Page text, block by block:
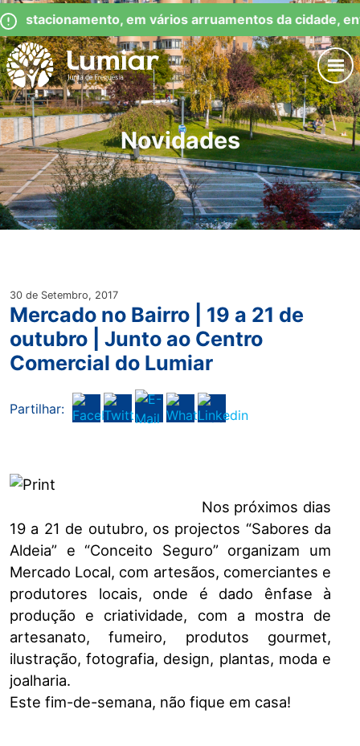
Observação:
este
site
inclui
um
sistema
de
acessibilidade.
Skip
to
content
Estacionamento, em vários arruamentos da cidade,
Junta de Freguesia Lumiar
Novidades
30 de Setembro, 2017
Mercado no Bairro | 19 a 21 de
outubro | Junto ao Centro
Comercial do Lumiar
Partilhar:
Nos próximos dias
19 a 21 de outubro, os projectos “Sabores da
Aldeia” e “Conceito Seguro” organizam um
Mercado Local, com artesãos, comerciantes e
produtores locais, onde é dado ênfase à
produção e criatividade, com a mostra de
artesanato, fumeiro, produtos gourmet,
ilustração, fotografia, design, plantas, moda e
joalharia.
Este fim-de-semana, não fique em casa!